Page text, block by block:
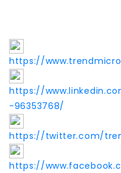
https://
https://
-96353768/
https://twitter.com/
https://